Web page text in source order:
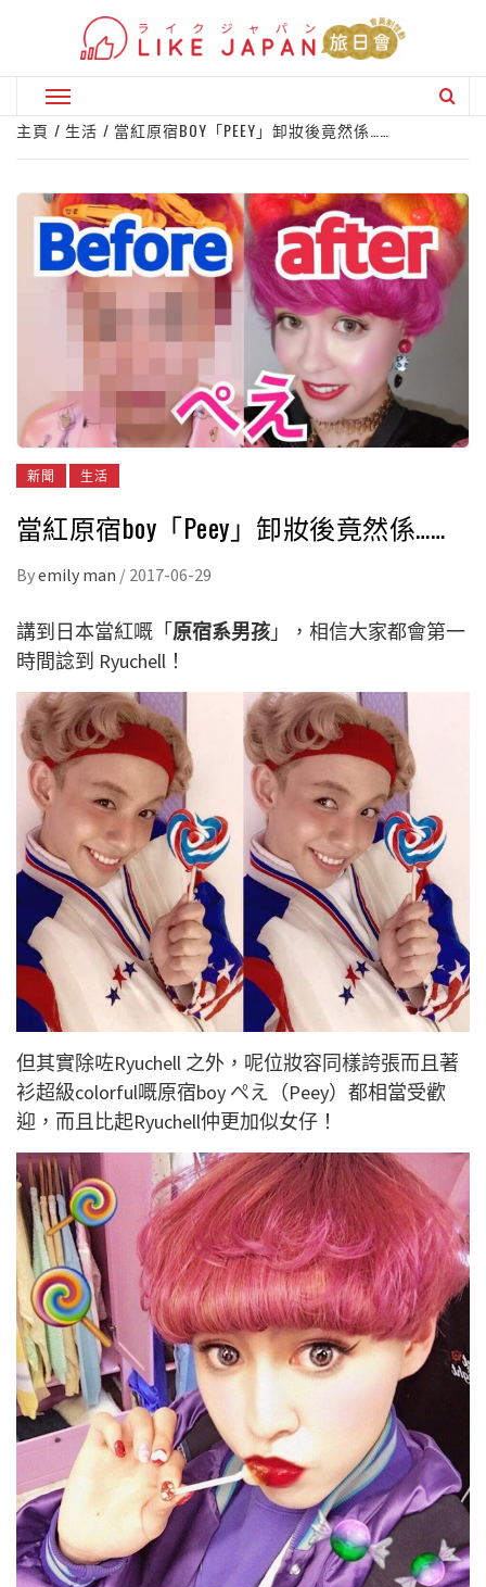
Primary
Menu
主頁 生活 當紅原宿BOY「PEEY」卸妝後竟然係……
新聞 生活
當紅原宿boy「Peey」卸妝後竟然係……
Byemily man / 2017-06-29
講到日本當紅嘅「原宿系男孩 」，相信大家都會第一
時間諗到 Ryuchell！
但其實除咗Ryuchell 之外，呢位妝容同樣誇張而且著
衫超級colorful嘅原宿boy ぺえ （Peey）都相當受歡
迎，而且比起Ryuchell仲更加似女仔！